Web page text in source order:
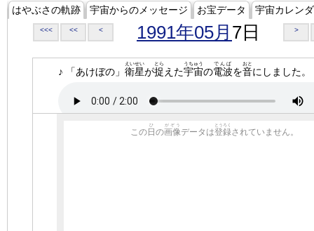
はやぶさの軌跡 宇宙からのメッセージ お宝データ 宇宙カレン
<<< << < 1991年05月 7日 >
♪ 「あけぼの」 衛星
えいせい
が捉
とら
えた宇宙
うちゅう
の電波
でんぱ
を音
おと
にしました。
この 日
ひ
の画像
がぞう
データは登録
とうろく
されていません。